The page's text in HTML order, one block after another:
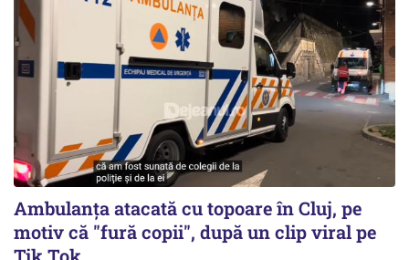
Ambulanța atacată cu topoare în Cluj, pe
motiv că "fură copii", după un clip viral pe
Tik Tok